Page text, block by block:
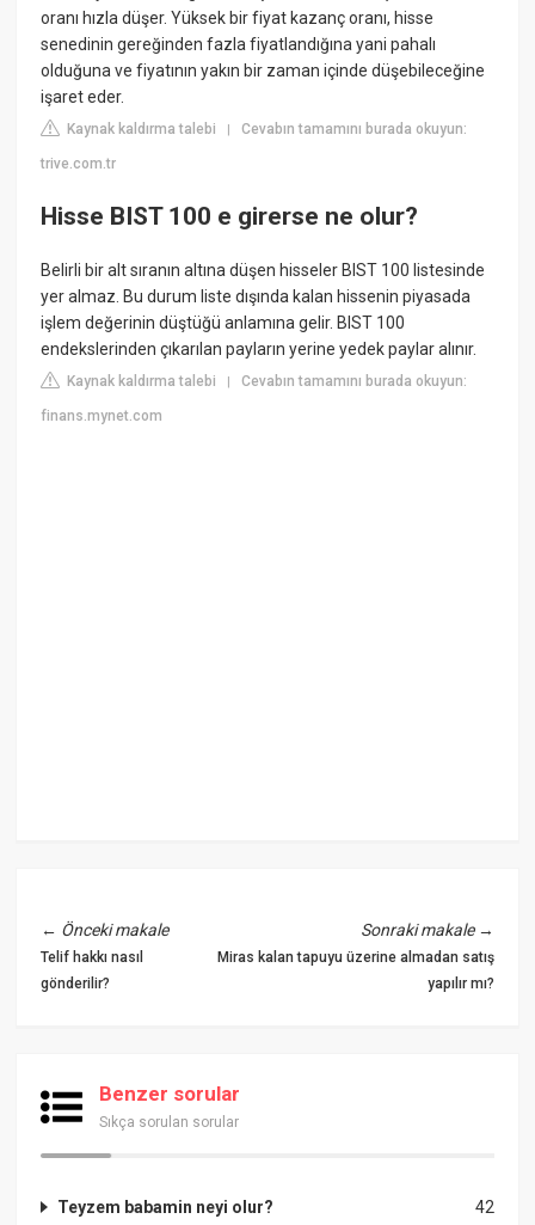
oranı hızla düşer. Yüksek bir fiyat kazanç oranı, hisse
senedinin gereğinden fazla fiyatlandığına yani pahalı
olduğuna ve fiyatının yakın bir zaman içinde düşebileceğine
işaret eder.
Kaynak kaldırma talebi |Cevabın tamamını burada okuyun:
trive.com.tr
Hisse BIST 100 e girerse ne olur?
Belirli bir alt sıranın altına düşen hisseler BIST 100 listesinde
yer almaz. Bu durum liste dışında kalan hissenin piyasada
işlem değerinin düştüğü anlamına gelir. BIST 100
endekslerinden çıkarılan payların yerine yedek paylar alınır.
Kaynak kaldırma talebi |Cevabın tamamını burada okuyun:
finans.mynet.com
← Önceki makale
Telif hakkı nasıl
gönderilir?
Sonraki makale→
Miras kalan tapuyu üzerine almadan satış
yapılır mı?
Benzer sorular
Sıkça sorulan sorular
42
Teyzem babamin neyi olur?